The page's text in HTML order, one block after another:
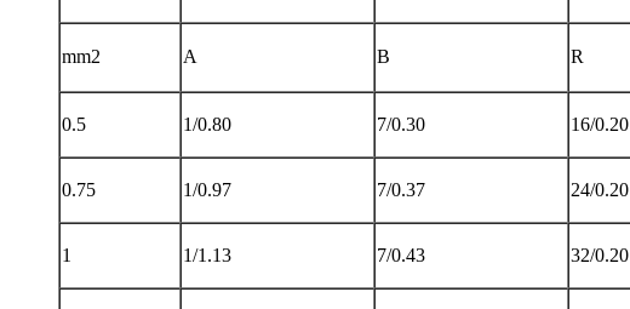
mm2 A B R
0.5 1/0.80 7/0.30 16/0.20
0.75 1/0.97 7/0.37 24/0.20
1 1/1.13 7/0.43 32/0.20